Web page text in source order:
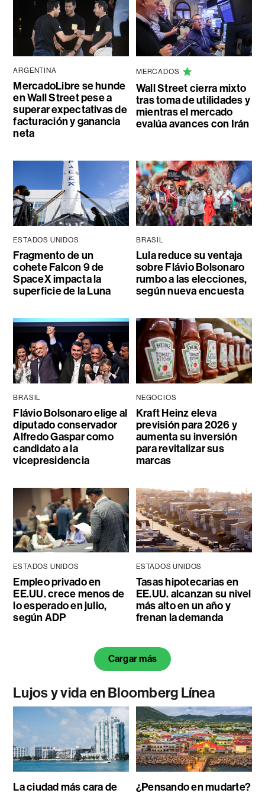
ARGENTINA
MercadoLibre se hunde
en Wall Street pese a
superar expectativas de
facturación y ganancia
neta
MERCADOS
Wall Street cierra mixto
tras toma de utilidades y
mientras el mercado
evalúa avances con Irán
ESTADOS UNIDOS
Fragmento de un
cohete Falcon 9 de
SpaceX impacta la
superficie de la Luna
BRASIL
Lula reduce su ventaja
sobre Flávio Bolsonaro
rumbo a las elecciones,
según nueva encuesta
BRASIL
Flávio Bolsonaro elige al
diputado conservador
Alfredo Gaspar como
candidato a la
vicepresidencia
NEGOCIOS
Kraft Heinz eleva
previsión para 2026 y
aumenta su inversión
para revitalizar sus
marcas
ESTADOS UNIDOS
Empleo privado en
EE.UU. crece menos de
lo esperado en julio,
según ADP
ESTADOS UNIDOS
Tasas hipotecarias en
EE.UU. alcanzan su nivel
más alto en un año y
frenan la demanda
Cargar más
Lujos y vida en Bloomberg Línea
La ciudad más cara de
¿Pensando en mudarte?